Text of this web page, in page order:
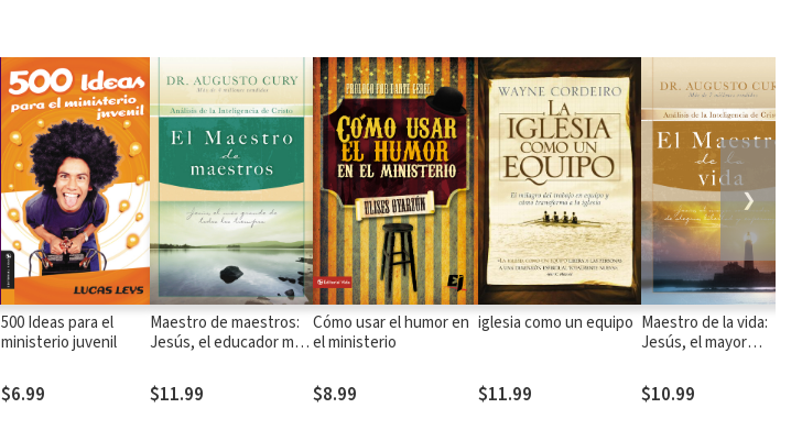
500 Ideas para el
ministerio juvenil
$6.99
Maestro de maestros:
Jesús, el educador más
tiempos
$11.99
Cómo usar el humor en
el ministerio
$8.99
iglesia como un equipo
$11.99
Maestro de la vida:
Jesús, el mayor
libertad y esperanza
$10.99
❯